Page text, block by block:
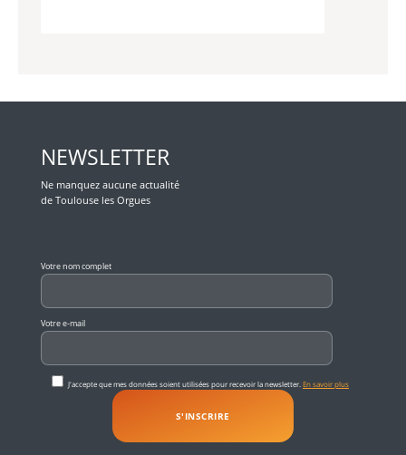
NEWSLETTER
Ne manquez aucune actualité
de Toulouse les Orgues
Votre nom complet
Votre e-mail
J'accepte que mes données soient utilisées pour recevoir la newsletter. En savoir plus